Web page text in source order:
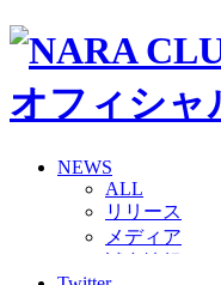
NEWS
ALL
リリース
メディア